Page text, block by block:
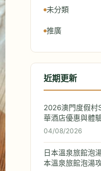
未分類
推廣
近期更新
2026澳門度假村
華酒店優惠與體
04/08/2026
日本溫泉旅館泡
本溫泉旅館泡湯